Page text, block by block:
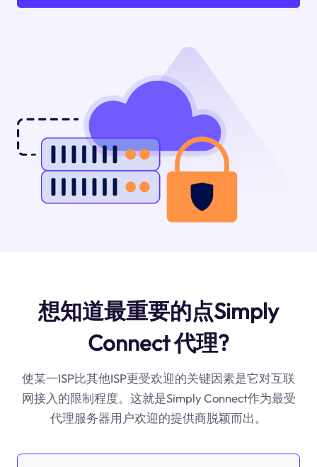
想知道最重要的点Simply
Connect 代理?
使某一ISP比其他ISP更受欢迎的关键因素是它对互联
网接入的限制程度。这就是Simply Connect作为最受
代理服务器用户欢迎的提供商脱颖而出。